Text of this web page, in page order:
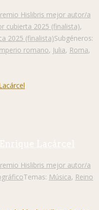
Hislibris mejor autor/a
cubierta 2025 (finalista),
2025 (finalista)Subgéneros:
romano, Julia, Roma,
Lacárcel
Hislibris mejor autor/a
Temas: Música, Reino